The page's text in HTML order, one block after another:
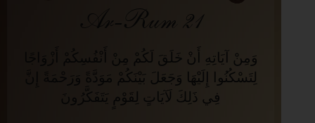
Ar-Rum 21
وَمِنْ آيَاتِهِ أَنْ خَلَقَ لَكُمْ مِنْ أَنْفُسِكُمْ أَزْوَاجًا
لِتَسْكُنُوا إِلَيْهَا وَجَعَلَ بَيْنَكُمْ مَوَدَّةً وَرَحْمَةً إِنَّ
فِي ذَلِكَ لَآيَاتٍ لِقَوْمٍ يَتَفَكَّرُونَ